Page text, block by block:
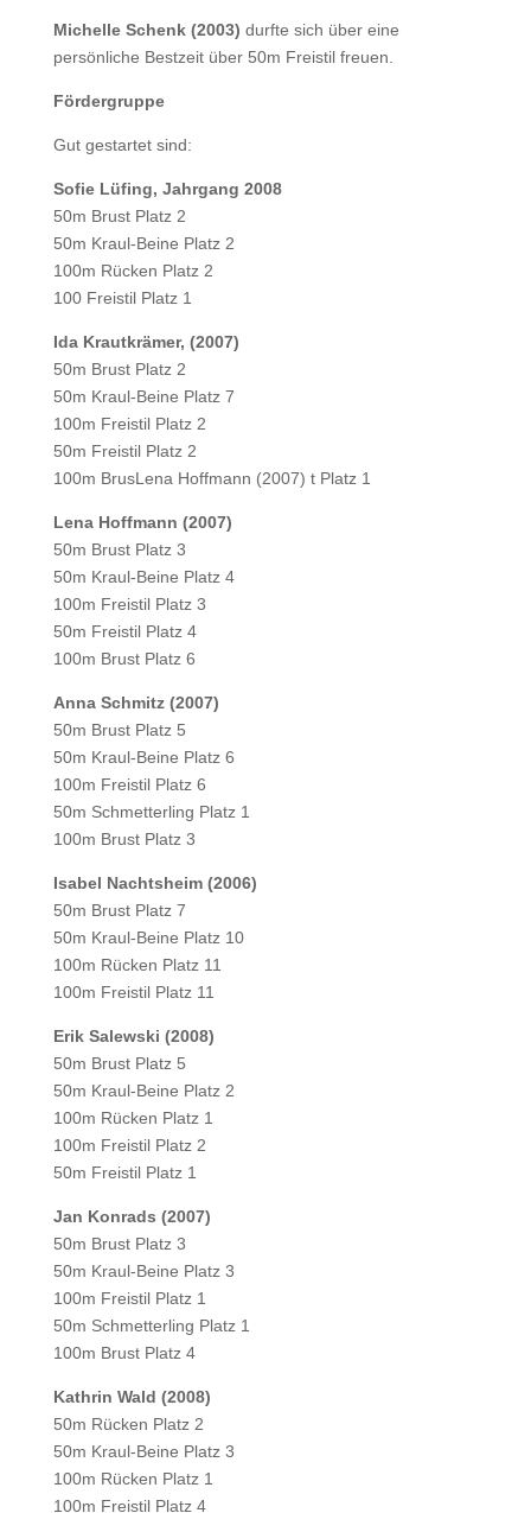
Michelle Schenk (2003) durfte sich über eine
persönliche Bestzeit über 50m Freistil freuen.
Fördergruppe
Gut gestartet sind:
Sofie Lüfing, Jahrgang 2008
50m Brust Platz 2
50m Kraul-Beine Platz 2
100m Rücken Platz 2
100 Freistil Platz 1
Ida Krautkrämer, (2007)
50m Brust Platz 2
50m Kraul-Beine Platz 7
100m Freistil Platz 2
50m Freistil Platz 2
100m BrusLena Hoffmann (2007) t Platz 1
Lena Hoffmann (2007)
50m Brust Platz 3
50m Kraul-Beine Platz 4
100m Freistil Platz 3
50m Freistil Platz 4
100m Brust Platz 6
Anna Schmitz (2007)
50m Brust Platz 5
50m Kraul-Beine Platz 6
100m Freistil Platz 6
50m Schmetterling Platz 1
100m Brust Platz 3
Isabel Nachtsheim (2006)
50m Brust Platz 7
50m Kraul-Beine Platz 10
100m Rücken Platz 11
100m Freistil Platz 11
Erik Salewski (2008)
50m Brust Platz 5
50m Kraul-Beine Platz 2
100m Rücken Platz 1
100m Freistil Platz 2
50m Freistil Platz 1
Jan Konrads (2007)
50m Brust Platz 3
50m Kraul-Beine Platz 3
100m Freistil Platz 1
50m Schmetterling Platz 1
100m Brust Platz 4
Kathrin Wald (2008)
50m Rücken Platz 2
50m Kraul-Beine Platz 3
100m Rücken Platz 1
100m Freistil Platz 4